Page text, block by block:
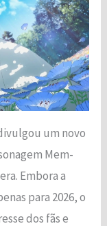
um novo
Mem-
Embora a
para 2026, o
dos fãs e
cookies
São